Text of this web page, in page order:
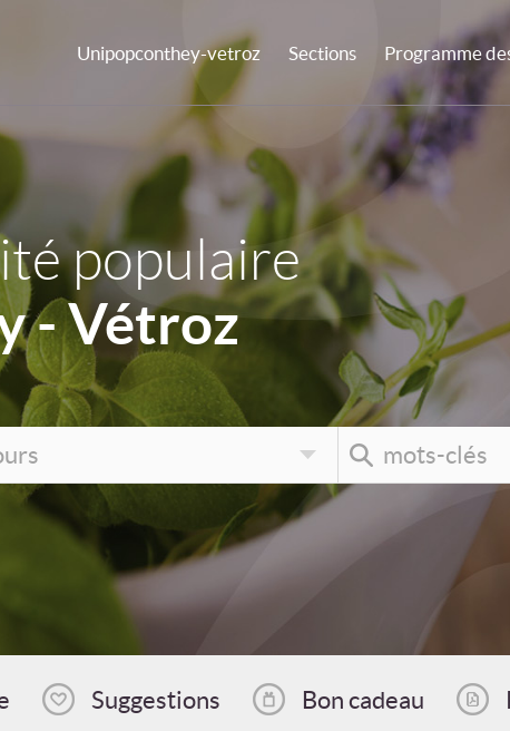
Unipopconthey-vetroz Sections Programme
populaire
- Vétroz
Suggestions Bon cadeau